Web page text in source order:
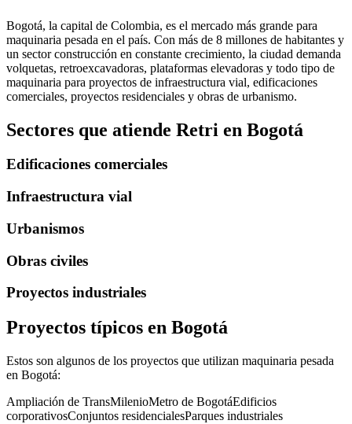
Bogotá, la capital de Colombia, es el mercado más grande para
maquinaria pesada en el país. Con más de 8 millones de habitantes y
un sector construcción en constante crecimiento, la ciudad demanda
volquetas, retroexcavadoras, plataformas elevadoras y todo tipo de
maquinaria para proyectos de infraestructura vial, edificaciones
comerciales, proyectos residenciales y obras de urbanismo.
Sectores que atiende Retri en Bogotá
Edificaciones comerciales
Infraestructura vial
Urbanismos
Obras civiles
Proyectos industriales
Proyectos típicos en Bogotá
Estos son algunos de los proyectos que utilizan maquinaria pesada
en Bogotá:
Ampliación de TransMilenioMetro de BogotáEdificios
corporativosConjuntos residencialesParques industriales